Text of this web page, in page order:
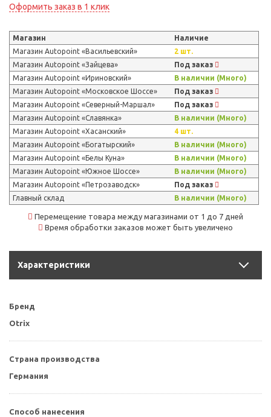
Оформить заказ в 1 клик
Магазин
Наличие
Магазин Autopoint «Васильевский»
2 шт.
Магазин Autopoint «Зайцева»
Под заказ
Магазин Autopoint «Ириновский»
В наличии (Много)
Магазин Autopoint «Московское Шоссе»
Под заказ
Магазин Autopoint «Северный-Маршал»
Под заказ
Магазин Autopoint «Славянка»
В наличии (Много)
Магазин Autopoint «Хасанский»
4 шт.
Магазин Autopoint «Богатырский»
В наличии (Много)
Магазин Autopoint «Белы Куна»
В наличии (Много)
Магазин Autopoint «Южное Шоссе»
В наличии (Много)
Магазин Autopoint «Петрозаводск»
Под заказ
Главный склад
В наличии (Много)
Перемещение товара между магазинами от 1 до 7 дней
Время обработки заказов может быть увеличено
Характеристики
Бренд
Otrix
Страна производства
Германия
Способ нанесения